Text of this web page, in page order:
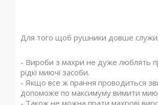
Для того щоб рушники довше
- Вироби з махри не дуже люблять
рідкі миючі засоби.
- Якщо все ж прання проводиться
допоможе по максимуму вимити
- Також не можна прати махрові